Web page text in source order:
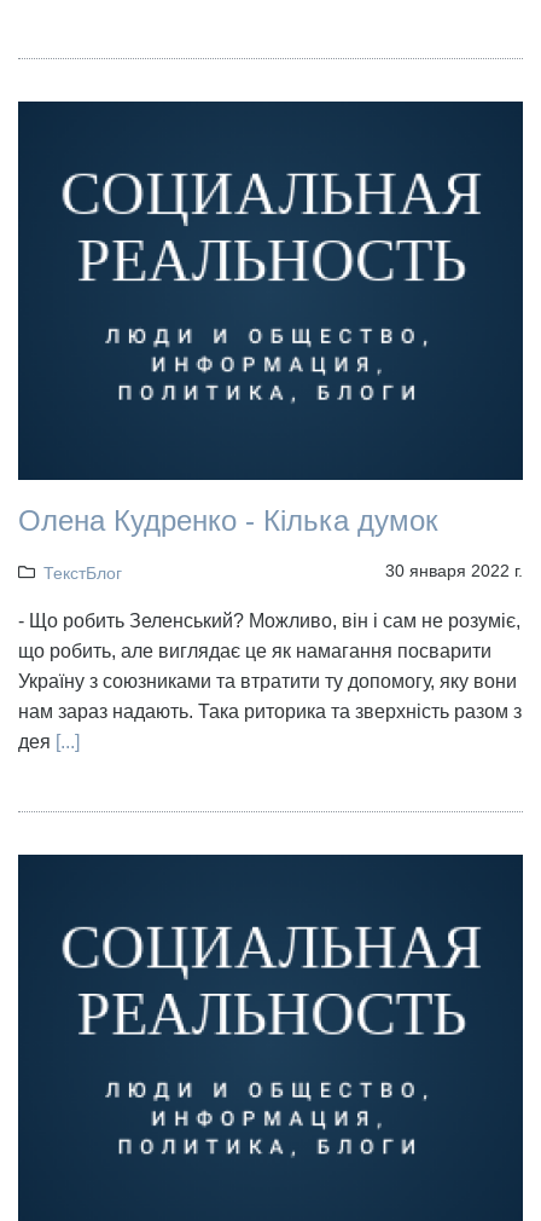
Олена Кудренко - Кілька думок
ТекстБлог 30 января 2022 г.
- Що робить Зеленський? Можливо, він і сам не розуміє,
що робить, але виглядає це як намагання посварити
Україну з союзниками та втратити ту допомогу, яку вони
нам зараз надають. Така риторика та зверхність разом з
дея [...]